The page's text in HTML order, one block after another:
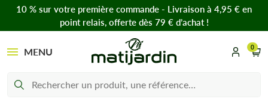
10 % sur votre première commande - Livraison à 4,95 € en
point relais, offerte dès 79 € d’achat !
MENU 0